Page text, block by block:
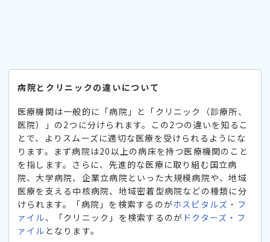
病院とクリニックの違いについて
医療機関は一般的に「病院」と「クリニック（診療所、
医院）」の2つに分けられます。この2つの違いを知るこ
とで、よりスムーズに適切な医療を受けられるようにな
ります。まず病院は20以上の病床を持つ医療機関のこと
を指します。さらに、先進的な医療に取り組む国立病
院、大学病院、企業立病院といった大規模病院や、地域
医療を支える中核病院、地域密着型病院などの種類に分
けられます。「病院」を検索するのがホスピタルズ・フ
ァイル、「クリニック」を検索するのが ドクターズ・フ
ァイル となります。